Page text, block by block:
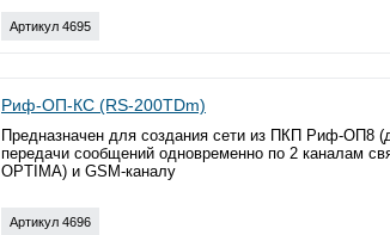
Артикул 4695
Риф-ОП-КС (RS-200TDm)
Предназначен для создания сети из ПКП Риф-ОП8
передачи сообщений одновременно по 2 каналам
OPTIMA) и GSM-каналу
Артикул 4696